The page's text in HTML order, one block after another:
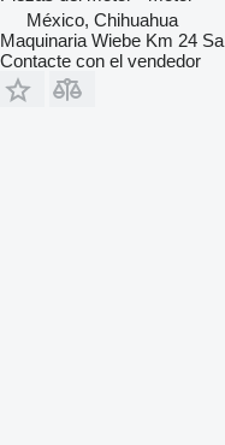
México, Chihuahua
Maquinaria Wiebe Km 24 Sa
Contacte con el vendedor